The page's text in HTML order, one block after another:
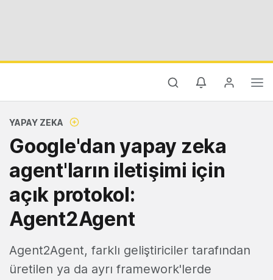
YAPAY ZEKA
Google'dan yapay zeka
agent'ların iletişimi için
açık protokol:
Agent2Agent
Agent2Agent, farklı geliştiriciler tarafından
üretilen ya da ayrı framework'lerde